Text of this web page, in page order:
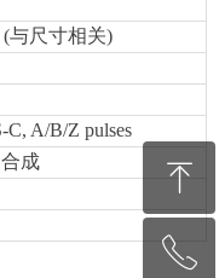
(与尺寸相关)
C, A/B/Z pulses
成
ꁸ
回到顶部
ꂅ